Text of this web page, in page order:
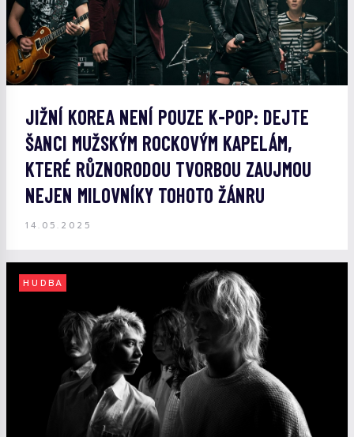
JIŽNÍ KOREA NENÍ POUZE K-POP: DEJTE
ŠANCI MUŽSKÝM ROCKOVÝM KAPELÁM,
KTERÉ RŮZNORODOU TVORBOU ZAUJMOU
NEJEN MILOVNÍKY TOHOTO ŽÁNRU
14.05.2025
HUDBA